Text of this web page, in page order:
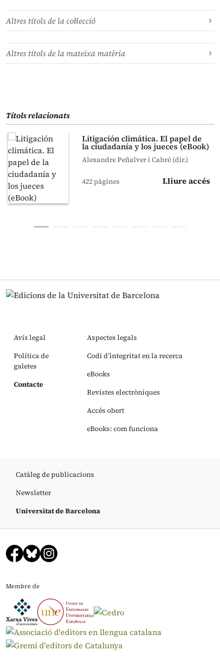
Altres títols de la col·lecció
Altres títols de la mateixa matèria
Títols relacionats
Litigación climática. El papel de
la ciudadanía y los jueces (eBook)
Alexandre Peñalver i Cabré (dir.)
422 pàgines Lliure accés
Avís legal
Política de
galetes
Contacte
Aspectes legals
Codi d’integritat en la recerca
eBooks
Revistes electròniques
Accés obert
eBooks: com funciona
Catàleg de publicacions
Newsletter
Universitat de Barcelona
Membre de